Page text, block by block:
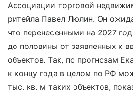
Ассоциации торговой
ритейла Павел Люлин. Он
что перенесенными на 2027
до половины от заявленных к
объектов. Так, по прогнозам
к концу года в целом по РФ
тыс. кв. м таких объектов,